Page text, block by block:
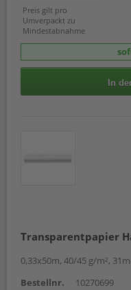
Preis gilt pro
Umverpackt zu
Mindestabnahme
In
Transparentpapier
0,33x50m, 40/45 g/m²,
Bestellnr.
10270699